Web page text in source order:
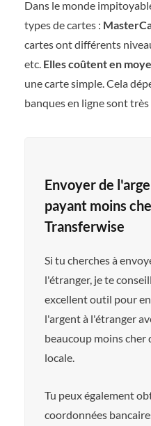
Dans le monde
types de cartes :
cartes ont différents
etc. Elles coûtent en
une carte simple. Cela
banques en ligne sont
Envoyer de
payant moins
Transferwise
Si tu cherches à
l'étranger, je te
excellent outil pour
l'argent à l'étranger
beaucoup moins
locale.
Tu peux également
coordonnées